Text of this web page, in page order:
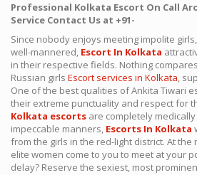
Professional Kolkata Escort On Call
Service Contact Us at +91-
Since nobody enjoys meeting impolite
well-mannered, Escort In Kolkata
in their respective fields. Nothing
Russian girls Escort services in Kolkata,
One of the best qualities of Ankita Tiwari
their extreme punctuality and respect for
Kolkata escorts are completely
impeccable manners, Escorts In Kolkata
from the girls in the red-light district. At
elite women come to you to meet at your
delay? Reserve the sexiest, most